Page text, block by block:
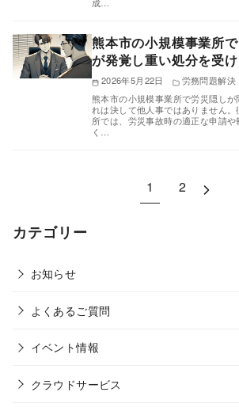
熊本市の小規模事業所で
が発覚し重い処分を受
2026年5月22日
労務問題解決
熊本市の小規模事業所で労災隠しが
れは決して他人事ではありません
所では、労災事故時の適正な申請
く…
1 2
カテゴリー
お知らせ
よくあるご質問
イベント情報
クラウドサービス